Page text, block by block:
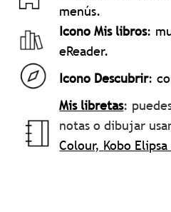
menús.
Icono Mis libros:
eReader.
Icono Descubrir:
Mis libretas:
notas o dibujar
Colour, Kobo Elipsa